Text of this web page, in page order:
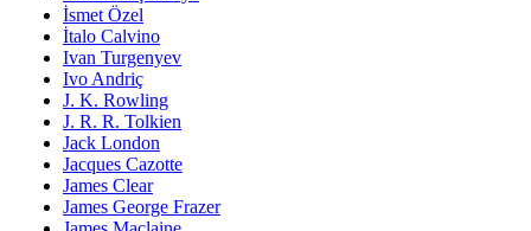
İsmet Özel
İtalo Calvino
Ivan Turgenyev
Ivo Andriç
J. K. Rowling
J. R. R. Tolkien
Jack London
Jacques Cazotte
James Clear
James George Frazer